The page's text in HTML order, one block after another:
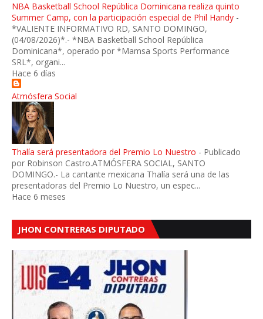
NBA Basketball School República Dominicana realiza quinto
Summer Camp, con la participación especial de Phil Handy -
*VALIENTE INFORMATIVO RD, SANTO DOMINGO,
(04/08/2026)*.- *NBA Basketball School República
Dominicana*, operado por *Mamsa Sports Performance
SRL*, organi...
Hace 6 días
Atmósfera Social
Thalía será presentadora del Premio Lo Nuestro - Publicado
por Robinson Castro.ATMÓSFERA SOCIAL, SANTO
DOMINGO.- La cantante mexicana Thalía será una de las
presentadoras del Premio Lo Nuestro, un espec...
Hace 6 meses
JHON CONTRERAS DIPUTADO